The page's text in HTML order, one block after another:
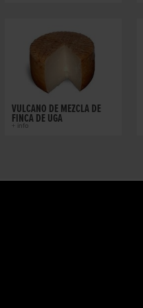
VULCANO DE MEZCLA DE
FINCA DE UGA
+ info